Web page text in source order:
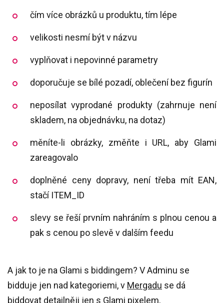
čím více obrázků u produktu, tím lépe
velikosti nesmí být v názvu
vyplňovat i nepovinné parametry
doporučuje se bílé pozadí, oblečení bez figurín
neposílat vyprodané produkty (zahrnuje není
skladem, na objednávku, na dotaz)
měníte-li obrázky, změňte i URL, aby Glami
zareagovalo
doplněné ceny dopravy, není třeba mít EAN,
stačí ITEM_ID
slevy se řeší prvním nahráním s plnou cenou a
pak s cenou po slevě v dalším feedu
A jak to je na Glami s biddingem? V Adminu se
bidduje jen nad kategoriemi, v Mergadu se dá
biddovat detailněji jen s Glami pixelem.